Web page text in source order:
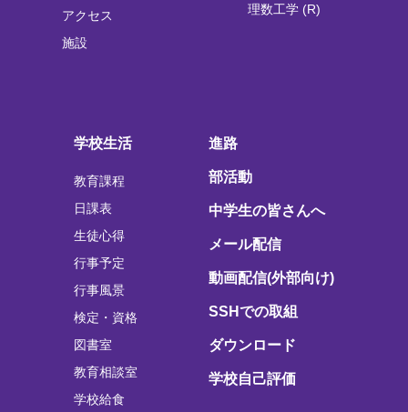
アクセス
施設
理数工学 (R)
学校生活
教育課程
日課表
生徒心得
行事予定
行事風景
検定・資格
図書室
教育相談室
学校給食
進路
部活動
中学生の皆さんへ
メール配信
動画配信(外部向け)
SSHでの取組
ダウンロード
学校自己評価